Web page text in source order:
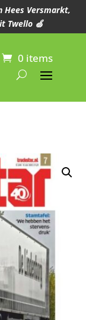
Hees Versmarkt,
Twello 🍏
0 items